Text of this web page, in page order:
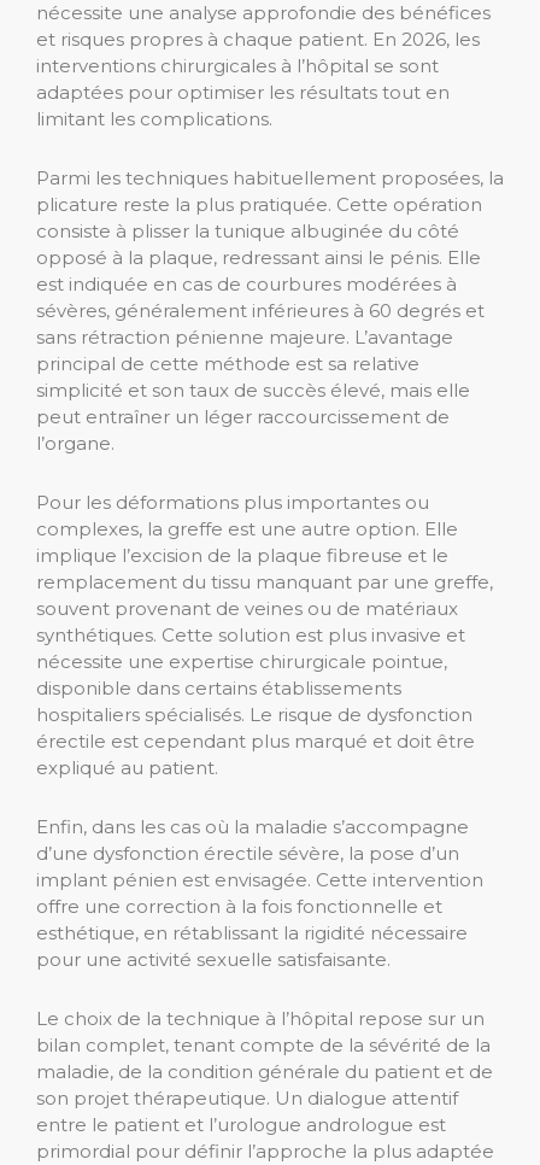
nécessite une analyse approfondie des bénéfices
et risques propres à chaque patient. En 2026, les
interventions chirurgicales à l’hôpital se sont
adaptées pour optimiser les résultats tout en
limitant les complications.
Parmi les techniques habituellement proposées, la
plicature reste la plus pratiquée. Cette opération
consiste à plisser la tunique albuginée du côté
opposé à la plaque, redressant ainsi le pénis. Elle
est indiquée en cas de courbures modérées à
sévères, généralement inférieures à 60 degrés et
sans rétraction pénienne majeure. L’avantage
principal de cette méthode est sa relative
simplicité et son taux de succès élevé, mais elle
peut entraîner un léger raccourcissement de
l’organe.
Pour les déformations plus importantes ou
complexes, la greffe est une autre option. Elle
implique l’excision de la plaque fibreuse et le
remplacement du tissu manquant par une greffe,
souvent provenant de veines ou de matériaux
synthétiques. Cette solution est plus invasive et
nécessite une expertise chirurgicale pointue,
disponible dans certains établissements
hospitaliers spécialisés. Le risque de dysfonction
érectile est cependant plus marqué et doit être
expliqué au patient.
Enfin, dans les cas où la maladie s’accompagne
d’une dysfonction érectile sévère, la pose d’un
implant pénien est envisagée. Cette intervention
offre une correction à la fois fonctionnelle et
esthétique, en rétablissant la rigidité nécessaire
pour une activité sexuelle satisfaisante.
Le choix de la technique à l’hôpital repose sur un
bilan complet, tenant compte de la sévérité de la
maladie, de la condition générale du patient et de
son projet thérapeutique. Un dialogue attentif
entre le patient et l’urologue andrologue est
primordial pour définir l’approche la plus adaptée